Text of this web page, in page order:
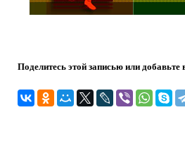
Поделитесь этой записью или добавьте